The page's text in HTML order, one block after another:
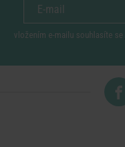
vložením e-mailu souhlasíte se